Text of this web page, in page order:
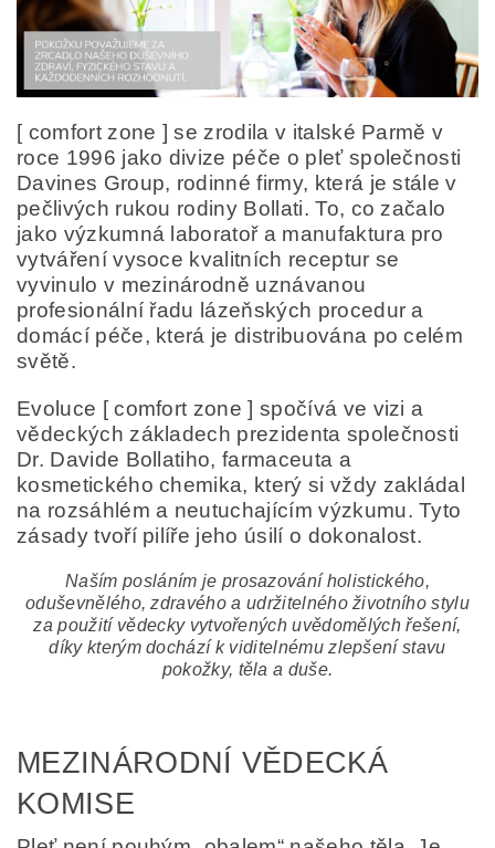
Odesláním formuláře/objednávky vyjadřujete souhlas
se zpracováním osobních údajů v souladu sdefinicí
ochrany osobních údajů.
[ comfort zone ] se zrodila v italské Parmě v
roce 1996 jako divize péče o pleť společnosti
Davines Group, rodinné firmy, která je stále v
pečlivých rukou rodiny Bollati. To, co začalo
jako výzkumná laboratoř a manufaktura pro
vytváření vysoce kvalitních receptur se
vyvinulo v mezinárodně uznávanou
profesionální řadu lázeňských procedur a
domácí péče, která je distribuována po celém
světě.
Evoluce [ comfort zone ] spočívá ve vizi a
vědeckých základech prezidenta společnosti
Dr. Davide Bollatiho, farmaceuta a
kosmetického chemika, který si vždy zakládal
na rozsáhlém a neutuchajícím výzkumu. Tyto
zásady tvoří pilíře jeho úsilí o dokonalost.
Naším posláním je prosazování holistického,
oduševnělého, zdravého a udržitelného životního stylu
za použití vědecky vytvořených uvědomělých řešení,
díky kterým dochází k viditelnému zlepšení stavu
pokožky, těla a duše.
MEZINÁRODNÍ VĚDECKÁ
KOMISE